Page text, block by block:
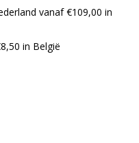
vanaf €109,00 in
in België